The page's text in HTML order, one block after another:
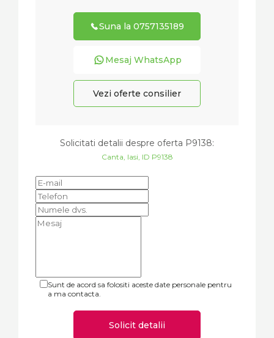
Suna la 0757135189
Mesaj WhatsApp
Vezi oferte consilier
Solicitati detalii despre oferta P9138:
Canta, Iasi, ID P9138
Sunt de acord sa folositi aceste date personale pentru
a ma contacta.
Solicit detalii